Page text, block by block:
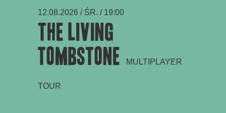
12.08.2026 / ŚR. / 19:00
The Living
Tombstone
MULTIPLAYER
TOUR